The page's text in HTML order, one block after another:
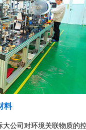
料
大公司对环境关联物质的